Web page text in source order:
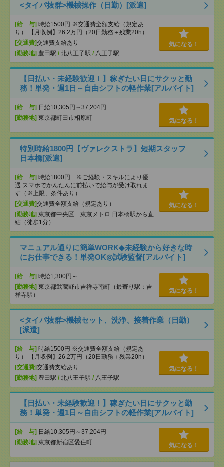
<タイパ抜群>機械操作（日勤）[派遣]
[給 与] 時給1500円 ※交通費全額支給（規定あ
り） 【月収例】26.2万円（20日勤務＋残業20h）
[交通費]交通費支給あり
[勤務地] 豊田駅 / 北八王子駅 / 八王子駅
気になる！
【日払い・未経験歓迎！】稼ぎたい日にサクッと勤
務！単発・週1日～自由シフトの軽作業[アルバイト]
[給 与] 日給10,305円～37,204円
[勤務地] 東京都町田市相原町 気になる！
特別時給1800円【ヴァレクストラ】短期スタッフ
日本橋[派遣]
[給 与] 時給1800円 ※ご経験・スキルにより優
遇 スマホでかんたんに前払いで給与が受け取れま
す（※上限、条件あり）
[交通費]交通費全額支給（規定あり）
[勤務地] 東京都中央区 東京メトロ 日本橋駅から直
結（徒歩1分）
気になる！
マニュアル通りに簡単WORK◆未経験から好きな時
にお仕事できる！単発OK◎試験監督[アルバイト]
[給 与] 時給1,300円～
[勤務地] 東京都武蔵野市吉祥寺南町（最寄り駅：吉
祥寺駅）
気になる！
<タイパ抜群>機械セット、洗浄、接着作業（日勤）
[派遣]
[給 与] 時給1500円 ※交通費全額支給（規定あ
り） 【月収例】26.2万円（20日勤務＋残業20h）
[交通費]交通費支給あり
[勤務地] 豊田駅 / 北八王子駅 / 八王子駅
気になる！
【日払い・未経験歓迎！】稼ぎたい日にサクッと勤
務！単発・週1日～自由シフトの軽作業[アルバイト]
[給 与] 日給10,305円～37,204円
[勤務地] 東京都新宿区愛住町 気になる！